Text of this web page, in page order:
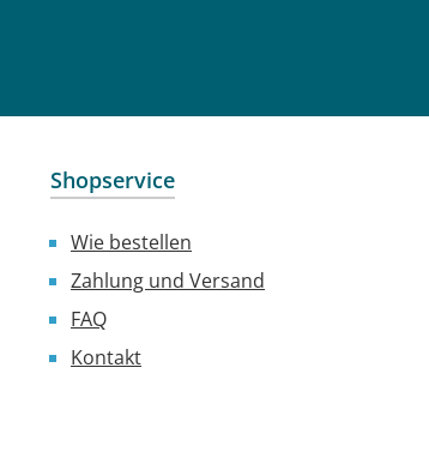
Shopservice
Wie bestellen
Zahlung und Versand
FAQ
Kontakt